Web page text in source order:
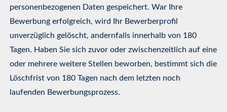
personenbezogenen Daten gespeichert. War Ihre
Bewerbung erfolgreich, wird Ihr Bewerberprofil
unverzüglich gelöscht, andernfalls innerhalb von 180
Tagen. Haben Sie sich zuvor oder zwischenzeitlich auf eine
oder mehrere weitere Stellen beworben, bestimmt sich die
Löschfrist von 180 Tagen nach dem letzten noch
laufenden Bewerbungsprozess.